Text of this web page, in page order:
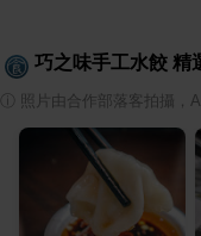
巧之味手工水餃 精
照片由合作部落客拍攝，